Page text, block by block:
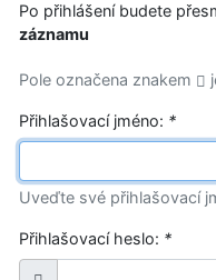
Po přihlášení budete
záznamu
Pole označena znakem
Přihlašovací jméno: *
Uveďte své přihlašovací
Přihlašovací heslo: *